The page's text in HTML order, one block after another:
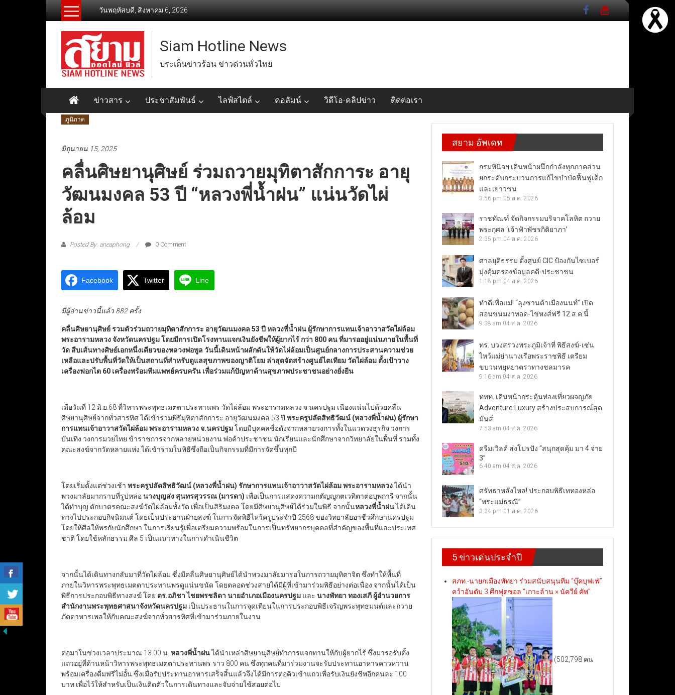
วันพฤหัสบดี, สิงหาคม 6, 2026
Siam Hotline News
ประเด็นข่าวร้อน ข่าวด่วนทั่วไทย
ข่าวสาร ประชาสัมพันธ์ ไลฟ์สไตล์ คอลัมน์ วิดีโอ-คลิปข่าว ติดต่อเรา
ภูมิภาค
มิถุนายน 15, 2025
คลื่นศิษยานุศิษย์ ร่วมถวายมุทิตาสักการะ อายุ
วัฒนมงคล 53 ปี “หลวงพี่น้ำฝน” แน่นวัดไผ่
ล้อม
Posted By: aneaphong 0 Comment
Facebook Twitter Line
มีผู้อ่านข่าวนี้แล้ว 882 ครั้ง
คลื่นศิษยานุศิษย์ รวมตัวร่วมถวายมุทิตาสักการะ อายุวัฒนมงคล 53 ปี หลวงพี่น้ำฝน ผู้รักษาการแทนเจ้าอาวาสวัดไผ่ล้อม
พระอารามหลวง จังหวัดนครปฐม โดยมีการเปิดโรงทานแจกเงินยังชีพให้ผู้ยากไร้ กว่า 800 คน ที่มารออยู่แน่นภายในพื้นที่
วัด สืบเส้นทางศิษย์เอกหนึ่งเดียวของหลวงพ่อพูล วันนี้เดินหน้าผลักดันให้วัดไผ่ล้อมเป็นศูนย์กลางการประสานความช่วย
เหลือและปรับพื้นที่วัดให้เป็นสถานที่สำหรับดูแลสุขภาพของญาติโยม ล่าสุดจัดสร้างศูนย์ไตเทียม วัดไผ่ล้อม ตั้งเป้าวาง
เครื่องฟอกไต 60 เครื่องพร้อมทีมแพทย์ครบครัน เพื่อร่วมแก้ปัญหาด้านสุขภาพประชาชนอย่างยั่งยืน
เมื่อวันที่ 12 มิ.ย.68 ที่วิหารพระพุทธเมตตาประทานพร วัดไผ่ล้อม พระอารามหลวง จ.นครปฐม เนืองแน่นไปด้วยคลื่น
ศิษยานุศิษย์จากทั่วสารทิศ ได้เข้าร่วมพิธีมุทิตาสักการะ อายุวัฒนมงคล 53 ปี พระครูปลัดสิทธิวัฒน์ (หลวงพี่น้ำฝน) ผู้รักษา
การแทนเจ้าอาวาสวัดไผ่ล้อม พระอารามหลวง จ.นครปฐมโดยมีบุคคลชื่อดังจากหลายวงการทั้งในแวดวงธุรกิจ วงการ
บันเทิง วงการมวยไทย ข้าราชการจากหลายหน่วยงาน พ่อค้าประชาชน นักเรียนและนักศึกษาจากวิทยาลัยในพื้นที่ รวมทั้ง
คณะสงฆ์จากวัดหลายแห่ง ได้เข้าร่วมในพิธีซึ่งถือเป็นกิจกรรมที่มีการจัดขึ้นทุกปี
โดยเริ่มตั้งแต่ช่วงเช้า พระครูปลัดสิทธิวัฒน์ (หลวงพี่น้ำฝน) รักษาการแทนเจ้าอาวาสวัดไผ่ล้อม พระอารามหลวงได้นำ
พวงมาลัยมากราบที่รูปหล่อนางบุญส่ง สุนทรสุวรรณ (มารดา) เพื่อเป็นการแสดงความกตัญญูกตเวทิตาต่อบุพการี จากนั้น
ได้ทำบุญ ตักบาตรคณะสงฆ์วัดไผ่ล้อมทั้งวัด เพื่อเป็นสิริมงคล โดยมีศิษยานุศิษย์ได้ร่วมในพิธี จากนั้นหลวงพี่น้ำฝนได้เดิน
ทางไปประกอบกิจนิมนต์ โดยเป็นประธานฝ่ายสงฆ์ ในการจัดพิธีไหว้ครูประจำปี 2568 ของวิทยาลัยอาชีวศึกษานครปฐม
โดยให้ศีลให้พรกับนักศึกษา ในการเรียนรู้เพื่อเตรียมความพร้อมในการเป็นทรัพยากรบุคคลที่สำคัญของพื้นที่และประเทศ
ชาติ โดยใช้หลักธรรม ศีล 5 เป็นแนวทางในการดำเนินชีวิต
จากนั้นได้เดินทางกลับมาที่วัดไผ่ล้อม ซึ่งมีคลื่นศิษยานุศิษย์ได้นำพวงมาลัยมารอในการถวายมุทิตาจิต ซึ่งทำให้พื้นที่
ภายในวิหารพระพุทธเมตตาประทานพรดูแน่นขนัด โดยตลอดช่วงสายได้มีผู้ที่เข้ามาร่วมพิธีอย่างต่อเนื่อง จากนั้นได้เป็น
พิธีการประกอบพิธีทางสงฆ์ โดย ดร.อภิชา ไชยพรชลิดา นายอำเภอเมืองนครปฐม และ นางพัทยา ทองเสภี ผู้อำนวยการ
สำนักงานพระพุทธศาสนาจังหวัดนครปฐม เป็นประธานในการจุดเทียนในการประกอบพิธีเจริญพระพุทธมนต์และถวาย
ภัตตาหารเพลให้กับคณะสงฆ์จากทั่วสารทิศที่เข้ามาร่วมภายในงาน
ต่อมาในช่วงเวลาประมาณ 13.00 น. หลวงพี่น้ำฝนได้นำเหล่าศิษยานุศิษย์ทำการแจกทานให้กับผู้ยากไร้ ซึ่งมารอรับตั้ง
แถวอยู่ที่ด้านหน้าวิหารพระพุทธเมตตาประทานพร ราว 800 คน ซึ่งทุกคนที่มาร่วมงานจะรับประทานอาหารคาวหวาน
พร้อมเครื่องดื่มฟรีไม่อั้น ซึ่งเมื่อรับประทานอาหารเสร็จสิ้นแล้วจึงได้มีการต่อคิวเข้าแถวเพื่อรับเงินยังชีพอีกคนละ 100
บาท เพื่อไว้ให้สำหรับเป็นเงินติดตัวในการเดินทางและจับจ่ายใช้สอยต่อไป
สยาม อัพเดท
กรมพินิจฯ เดินหน้าผนึกกำลังทุกภาคส่วน
ยกระดับกระบวนการแก้ไขบำบัดฟื้นฟูเด็ก
และเยาวชน
3:56 pm 05 ส.ค. 2026
ราชทัณฑ์ จัดกิจกรรมบริจาคโลหิต ถวาย
พระกุศล ‘เจ้าฟ้าพัชรกิติยาภา’
2:35 pm 04 ส.ค. 2026
ศาลยุติธรรม ตั้งศูนย์ CIC ป้องกันไซเบอร์
มุ่งคุ้มครองข้อมูลคดี-ประชาชน
1:18 pm 04 ส.ค. 2026
ทำดีเพื่อแม่! “ลุงซานต้าเมืองนนท์” เปิด
สอนขนมงาทอด-ไข่หงส์ฟรี 12 ส.ค.นี้
9:38 am 04 ส.ค. 2026
ทร. บวงสรวงพระภูมิเจ้าที่ พิธีสงฆ์-เซ่น
ไหว้แม่ย่านางเรือพระราชพิธี เตรียม
ขบวนพยุหยาตราทางชลมารค
9:16 am 04 ส.ค. 2026
ททท. เดินหน้ากระตุ้นท่องเที่ยวผจญภัย
Adventure Luxury สร้างประสบการณ์สุด
มันส์
7:53 am 04 ส.ค. 2026
ดรีมเวิลด์ ส่งโปรปัง “สนุกสุดคุ้ม มา 4 จ่าย
3”
6:40 am 04 ส.ค. 2026
ศรัทธาหลั่งไหล! ประกอบพิธีเททองหล่อ
“พระแม่ธรณี”
3:34 pm 01 ส.ค. 2026
5 ข่าวเด่นประจำปี
สภท.-นายกเมืองพัทยา ร่วมสนับสนุนทีม “บุ๊คบุฟเฟ่”
คว้าอันดับ 3 ศึกฟุตซอล “เกาะล้าน × นัควีย์ คัพ”
(502,798 คน